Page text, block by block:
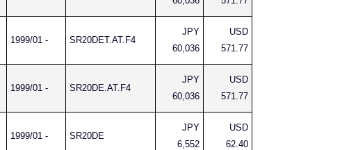
1999/01 - SR20DET.AT.F4
JPY
60,036
USD
571.77
1999/01 - SR20DE.AT.F4
JPY
60,036
USD
571.77
1999/01 - SR20DE
JPY
6,552
USD
62.40